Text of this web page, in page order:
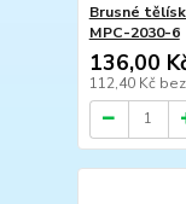
Brusné
MPC-2030-6
136,00
112,40 Kč